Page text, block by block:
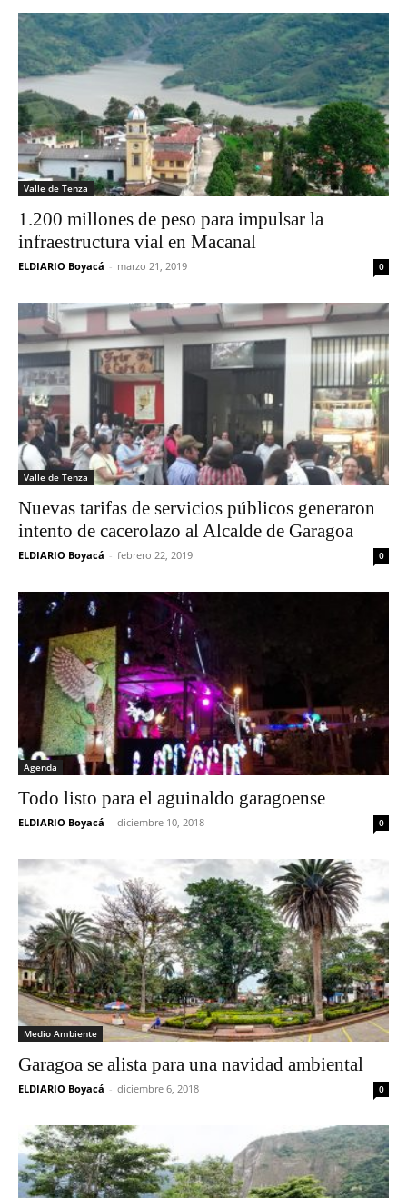
Valle de Tenza
1.200 millones de peso para impulsar la
infraestructura vial en Macanal
ELDIARIO Boyacá - marzo 21, 2019 0
Valle de Tenza
Nuevas tarifas de servicios públicos generaron
intento de cacerolazo al Alcalde de Garagoa
ELDIARIO Boyacá - febrero 22, 2019 0
Agenda
Todo listo para el aguinaldo garagoense
ELDIARIO Boyacá - diciembre 10, 2018 0
Medio Ambiente
Garagoa se alista para una navidad ambiental
ELDIARIO Boyacá - diciembre 6, 2018 0